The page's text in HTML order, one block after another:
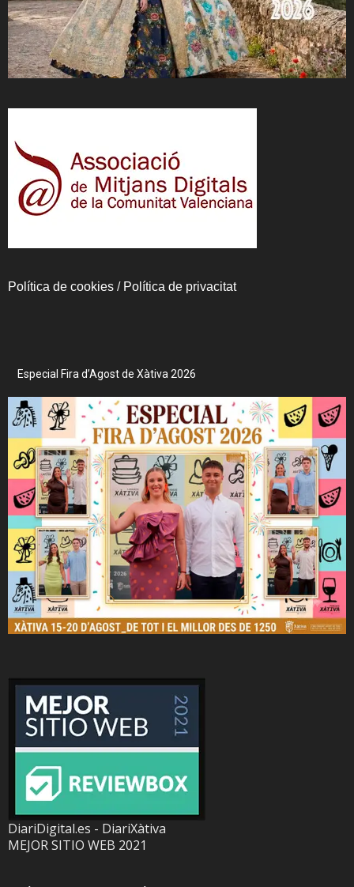
Política de cookies / Política de privacitat
Especial Fira d’Agost de Xàtiva 2026
DiariDigital.es - DiariXàtiva
MEJOR SITIO WEB 2021